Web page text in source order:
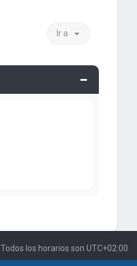
Ir a
Todos los horarios son UTC+02:00